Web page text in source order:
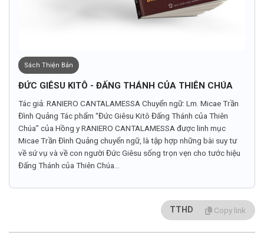
Sách Thiện Bản
ĐỨC GIÊSU KITÔ - ĐẤNG THÁNH CỦA THIÊN CHÚA
Tác giả: RANIERO CANTALAMESSA Chuyển ngữ: Lm. Micae Trần
Đình Quảng Tác phẩm “Đức Giêsu Kitô Đấng Thánh của Thiên
Chúa” của Hồng y RANIERO CANTALAMESSA được linh mục
Micae Trần Đình Quảng chuyển ngữ, là tập hợp những bài suy tư
về sứ vụ và về con người Đức Giêsu sống trọn vẹn cho tước hiệu
Đấng Thánh của Thiên Chúa...
TTHD Copy link